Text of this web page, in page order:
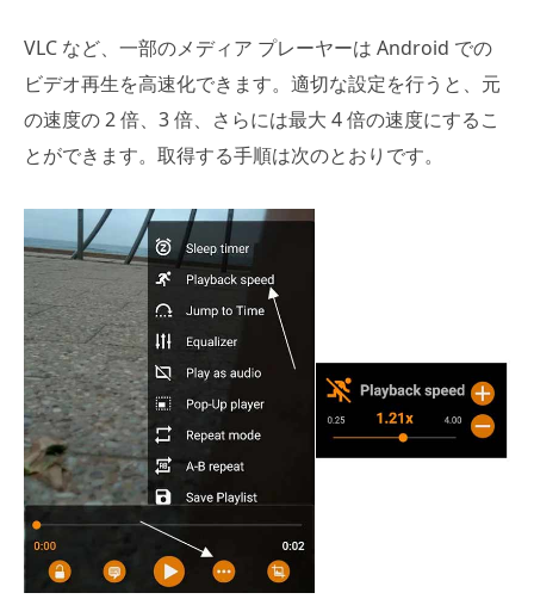
VLC など、一部のメディア プレーヤーは Android での
ビデオ再生を高速化できます。適切な設定を行うと、元
の速度の 2 倍、3 倍、さらには最大 4 倍の速度にするこ
とができます。取得する手順は次のとおりです。